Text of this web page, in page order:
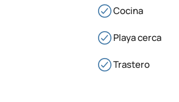
Cocina
Playa cerca
Trastero